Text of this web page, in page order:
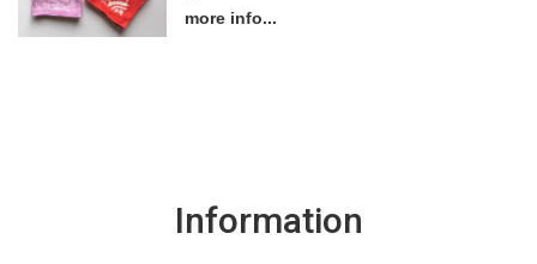
more info...
Information